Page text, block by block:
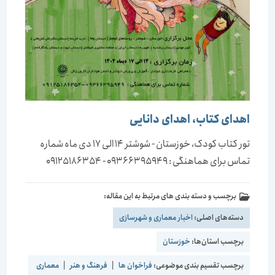
اهدای کتاب، اهدای دانایی
تور کتاب کودک، خوزستان - شوشتر 14 الی 17 دی ماه شماره
تماس برای هماهنگی : 09366395949 - 09125186354
برچسب و دسته بندی های مرتبط به این مقاله:
دسته‌های اصلی:اخبار معماری و شهرسازی
برچسب استان‌ها:خوزستان
برچسب تقسیم بندی موضوعی:فراخوان ها | فرهنگ و هنر |
معماری